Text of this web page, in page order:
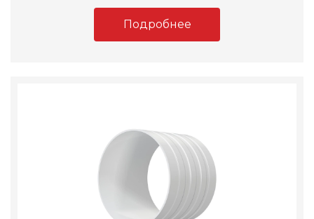
Подробнее